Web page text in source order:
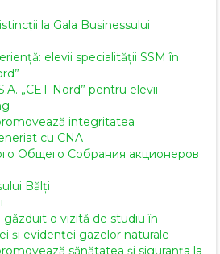
la Gala Businessului
elevii specialității SSM în
„CET-Nord” pentru elevii
integritatea
cu CNA
Общего Собрания акционеров
Bălți
găzduit o vizită de studiu în
și evidenței gazelor naturale
sănătatea și siguranța la